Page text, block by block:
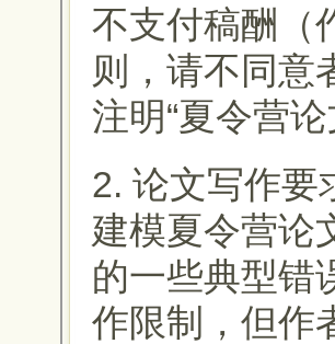
不支付稿酬（
则，请不同意
注明“夏令营
2. 论文写作要
建模夏令营论
的一些典型错
作限制，但作